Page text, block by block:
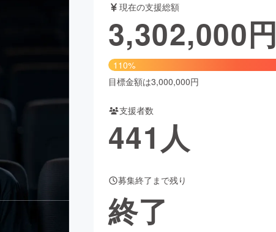
舞台・パフォーマンス
ファッション
ビューティー・ヘルスケア
税machi-yaコミュニティ
現在の支援総額
3,302,000円
110%
目標金額は3,000,000円
支援者数
441人
募集終了まで残り
終了